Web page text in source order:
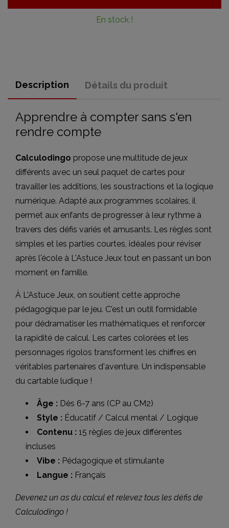
En stock !
Description Détails du produit
Apprendre à compter sans s'en
rendre compte
Calculodingo propose une multitude de jeux
différents avec un seul paquet de cartes pour
travailler les additions, les soustractions et la logique
numérique. Adapté aux programmes scolaires, il
permet aux enfants de progresser à leur rythme à
travers des défis variés et amusants. Les règles sont
simples et les parties courtes, idéales pour réviser
après l'école à L'Astuce Jeux tout en passant un bon
moment en famille.
À L'Astuce Jeux, on soutient cette approche
pédagogique par le jeu. C'est un outil formidable
pour dédramatiser les mathématiques et renforcer
la rapidité de calcul. Les cartes colorées et les
personnages rigolos transforment les chiffres en
véritables partenaires d'aventure. Un indispensable
du cartable ludique !
Âge : Dès 6-7 ans (CP au CM2)
Style : Éducatif / Calcul mental / Logique
Contenu : 15 règles de jeux différentes
incluses
Vibe : Pédagogique et stimulante
Langue : Français
Devenez un as du calcul et relevez tous les défis de
Calculodingo !